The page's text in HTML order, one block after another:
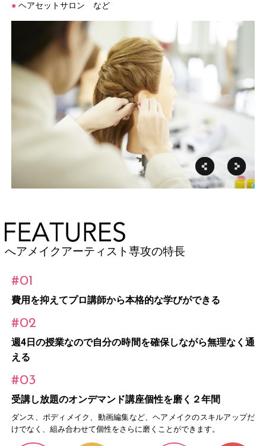
● ヘアセットサロン など
へアメイクアーティスト専攻の特長
#01
費用を抑えてプロ講師から本格的な学びができる
#02
週4日の授業なので自分の時間を確保しながら無理なく通
える
#03
受講し放題のオンデマンド講座個性を磨く２年間
ダンス、ボディメイク、動画編集など、ヘアメイクのスキルアップだ
けでなく、組み合わせて個性をさらに磨くことができます。